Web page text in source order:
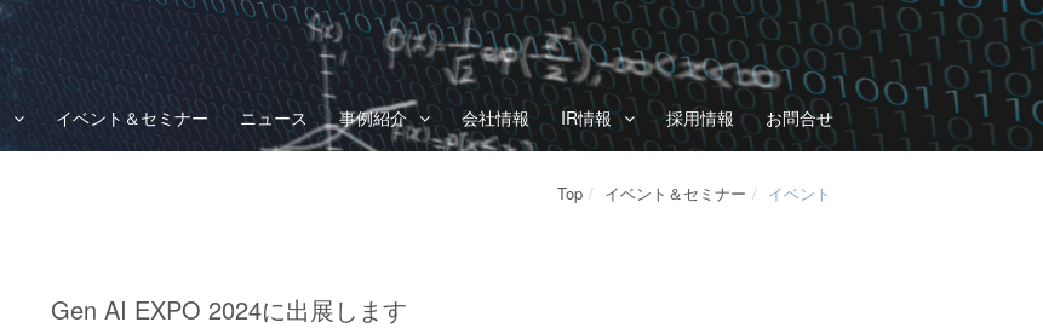
イベント＆セミナー ニュース 事例紹介 会社情報 IR情報 採用情報 お問合せ
Top イベント＆セミナー イベント
Gen AI EXPO 2024に出展します